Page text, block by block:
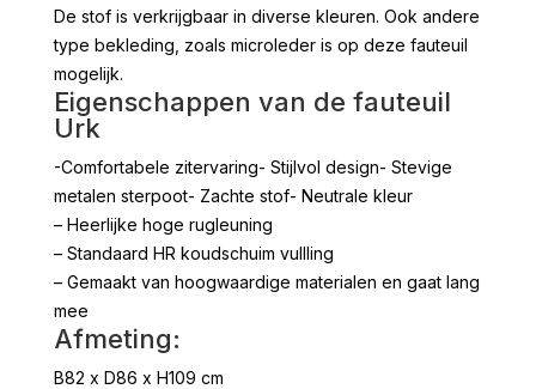
De stof is verkrijgbaar in diverse kleuren. Ook andere
type bekleding, zoals microleder is op deze fauteuil
mogelijk.
Eigenschappen van de fauteuil
Urk
-Comfortabele zitervaring- Stijlvol design- Stevige
metalen sterpoot- Zachte stof- Neutrale kleur
– Heerlijke hoge rugleuning
– Standaard HR koudschuim vullling
– Gemaakt van hoogwaardige materialen en gaat lang
mee
Afmeting:
B82 x D86 x H109 cm